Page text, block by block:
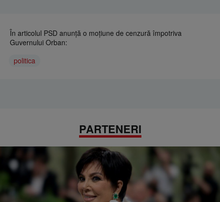
În articolul PSD anunţă o moţiune de cenzură împotriva
Guvernului Orban:
politica
PARTENERI